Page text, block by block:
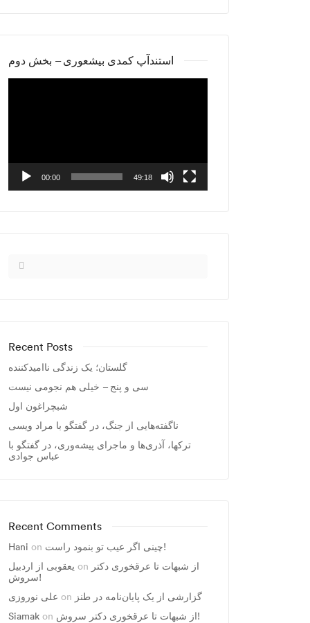
استندآپ کمدی بیشعوری – بخش دوم
00:00 49:18
Recent Posts
گلستان؛ یک زندگی ناامیدکننده
سی و پنج – خیلی هم نجومی نیست
شبچراغون اول
ناگفته‌هایی از جنگ، در گفتگو با مراد ویسی
ترکها، آذری‌ها و ماجرای پیشه‌وری، در گفتگو با
عباس جوادی
Recent Comments
Hani on
چینی اگر عیب تو بنمود راست!
یعقوبی از اردبیل on از شبهات تا عرقخوری دکتر
سروش!
علی نوروزی on گزارشی از یک پایان‌نامه در طنز
Siamak on
از شبهات تا عرقخوری دکتر سروش!